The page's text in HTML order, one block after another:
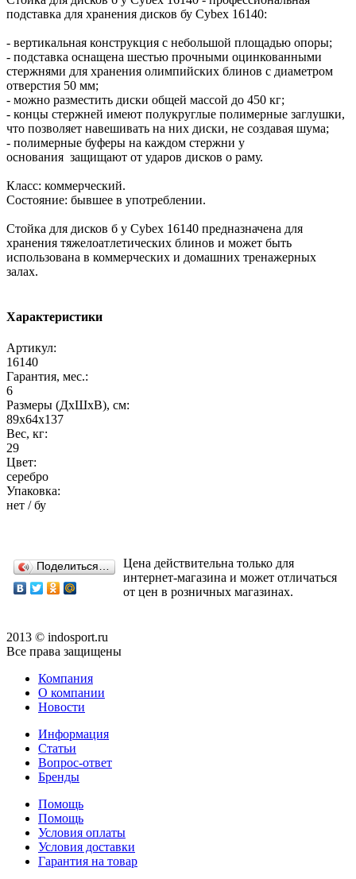
подставка для хранения дисков бу Cybex 16140:
- вертикальная конструкция с небольшой площадью опоры;
- подставка оснащена шестью прочными оцинкованными
стержнями для хранения олимпийских блинов с диаметром
отверстия 50 мм;
- можно разместить диски общей массой до 450 кг;
- концы стержней имеют полукруглые полимерные заглушки,
что позволяет навешивать на них диски, не создавая шума;
- полимерные буферы на каждом стержни у
основания защищают от ударов дисков о раму.
Класс: коммерческий.
Состояние: бывшее в употреблении.
Стойка для дисков б у Cybex 16140 предназначена для
хранения тяжелоатлетических блинов и может быть
использована в коммерческих и домашних тренажерных
залах.
Характеристики
Артикул:
16140
Гарантия, мес.:
6
Размеры (ДхШхВ), см:
89x64x137
Вес, кг:
29
Цвет:
серебро
Упаковка:
нет / бу
Поделиться…
Цена действительна только для
интернет-магазина и может отличаться
от цен в розничных магазинах.
2013 © indosport.ru
Все права защищены
Компания
О компании
Новости
Информация
Статьи
Вопрос-ответ
Бренды
Помощь
Помощь
Условия оплаты
Условия доставки
Гарантия на товар